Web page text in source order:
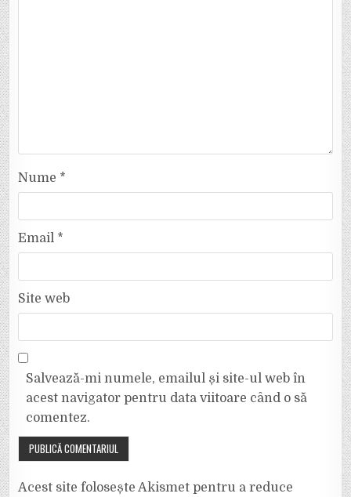
Nume *
Email *
Site web
Salvează-mi numele, emailul și site-ul web în
acest navigator pentru data viitoare când o să
comentez.
Acest site folosește Akismet pentru a reduce